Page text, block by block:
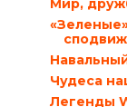
Мир,
Чудеса
Легенды